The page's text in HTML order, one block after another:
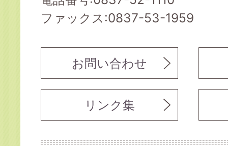
ファックス:0837-53-1959
お問い合わせ
リンク集